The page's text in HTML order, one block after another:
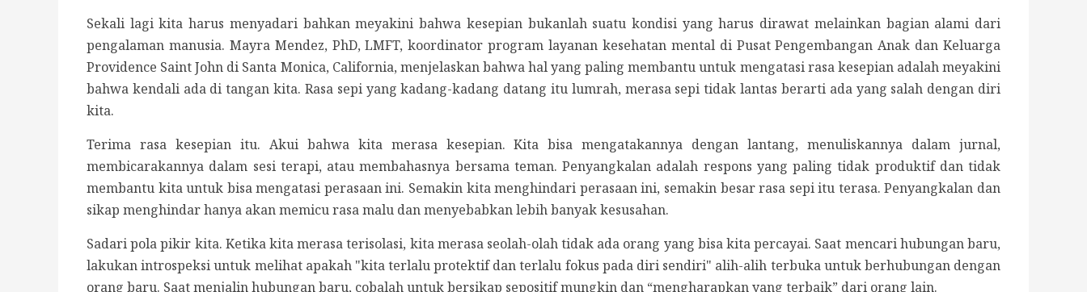
Sekali lagi kita harus menyadari bahkan meyakini bahwa kesepian bukanlah suatu kondisi yang harus dirawat melainkan bagian alami dari
pengalaman manusia. Mayra Mendez, PhD, LMFT, koordinator program layanan kesehatan mental di Pusat Pengembangan Anak dan Keluarga
Providence Saint John di Santa Monica, California, menjelaskan bahwa hal yang paling membantu untuk mengatasi rasa kesepian adalah meyakini
bahwa kendali ada di tangan kita. Rasa sepi yang kadang-kadang datang itu lumrah, merasa sepi tidak lantas berarti ada yang salah dengan diri
kita.
Terima rasa kesepian itu. Akui bahwa kita merasa kesepian. Kita bisa mengatakannya dengan lantang, menuliskannya dalam jurnal,
membicarakannya dalam sesi terapi, atau membahasnya bersama teman. Penyangkalan adalah respons yang paling tidak produktif dan tidak
membantu kita untuk bisa mengatasi perasaan ini. Semakin kita menghindari perasaan ini, semakin besar rasa sepi itu terasa. Penyangkalan dan
sikap menghindar hanya akan memicu rasa malu dan menyebabkan lebih banyak kesusahan.
Sadari pola pikir kita. Ketika kita merasa terisolasi, kita merasa seolah-olah tidak ada orang yang bisa kita percayai. Saat mencari hubungan baru,
lakukan introspeksi untuk melihat apakah "kita terlalu protektif dan terlalu fokus pada diri sendiri" alih-alih terbuka untuk berhubungan dengan
orang baru. Saat menjalin hubungan baru, cobalah untuk bersikap sepositif mungkin dan “mengharapkan yang terbaik” dari orang lain.